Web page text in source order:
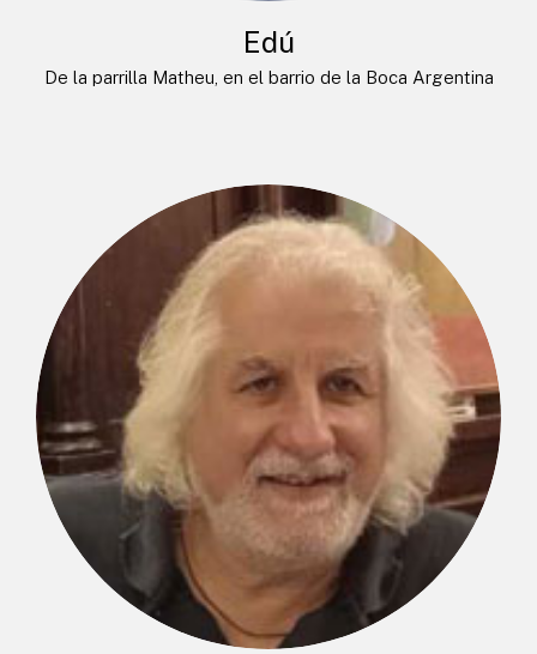
Edú
De la parrilla Matheu, en el barrio de la Boca Argentina